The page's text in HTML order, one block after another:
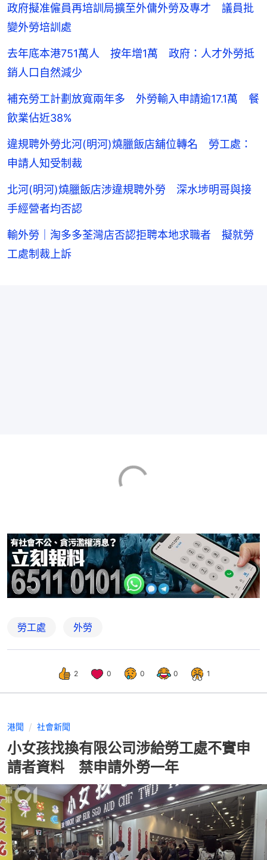
政府擬准僱員再培訓局擴至外傭外勞及專才 議員批
變外勞培訓處
去年底本港751萬人 按年增1萬 政府：人才外勞抵
銷人口自然減少
補充勞工計劃放寬兩年多 外勞輸入申請逾17.1萬 餐
飲業佔近38%
違規聘外勞北河(明河)燒臘飯店舖位轉名 勞工處：
申請人知受制裁
北河(明河)燒臘飯店涉違規聘外勞 深水埗明哥與接
手經營者均否認
輸外勞｜淘多多荃灣店否認拒聘本地求職者 擬就勞
工處制裁上訴
勞工處 外勞
2 0 0 0 1
港聞 社會新聞
小女孩找換有限公司涉給勞工處不實申
請者資料 禁申請外勞一年